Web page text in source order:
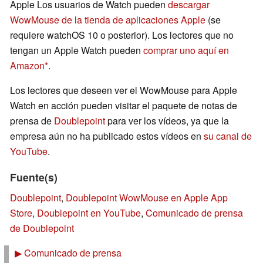
Apple Los usuarios de Watch pueden descargar
WowMouse de la tienda de aplicaciones Apple (se
requiere watchOS 10 o posterior). Los lectores que no
tengan un Apple Watch pueden comprar uno aquí en
Amazon .
Los lectores que deseen ver el WowMouse para Apple
Watch en acción pueden visitar el paquete de notas de
prensa de Doublepointpara ver los vídeos, ya que la
empresa aún no ha publicado estos vídeos en su canal de
YouTube.
Fuente(s)
Doublepoint, Doublepoint WowMouse en Apple App
Store, Doublepoint en YouTube, Comunicado de prensa
de Doublepoint
▶Comunicado de prensa